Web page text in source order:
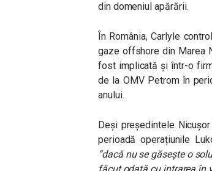
din domeniul apărării.
În România, Carlyle
gaze offshore din Marea
fost implicată și într-o
de la OMV Petrom în
anului.
Deși președintele
perioadă operațiunile
“dacă nu se găsește o